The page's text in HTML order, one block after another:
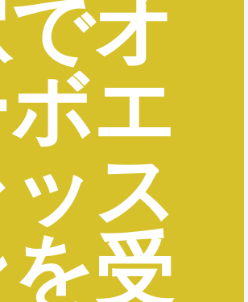
オ
エ
ス
受